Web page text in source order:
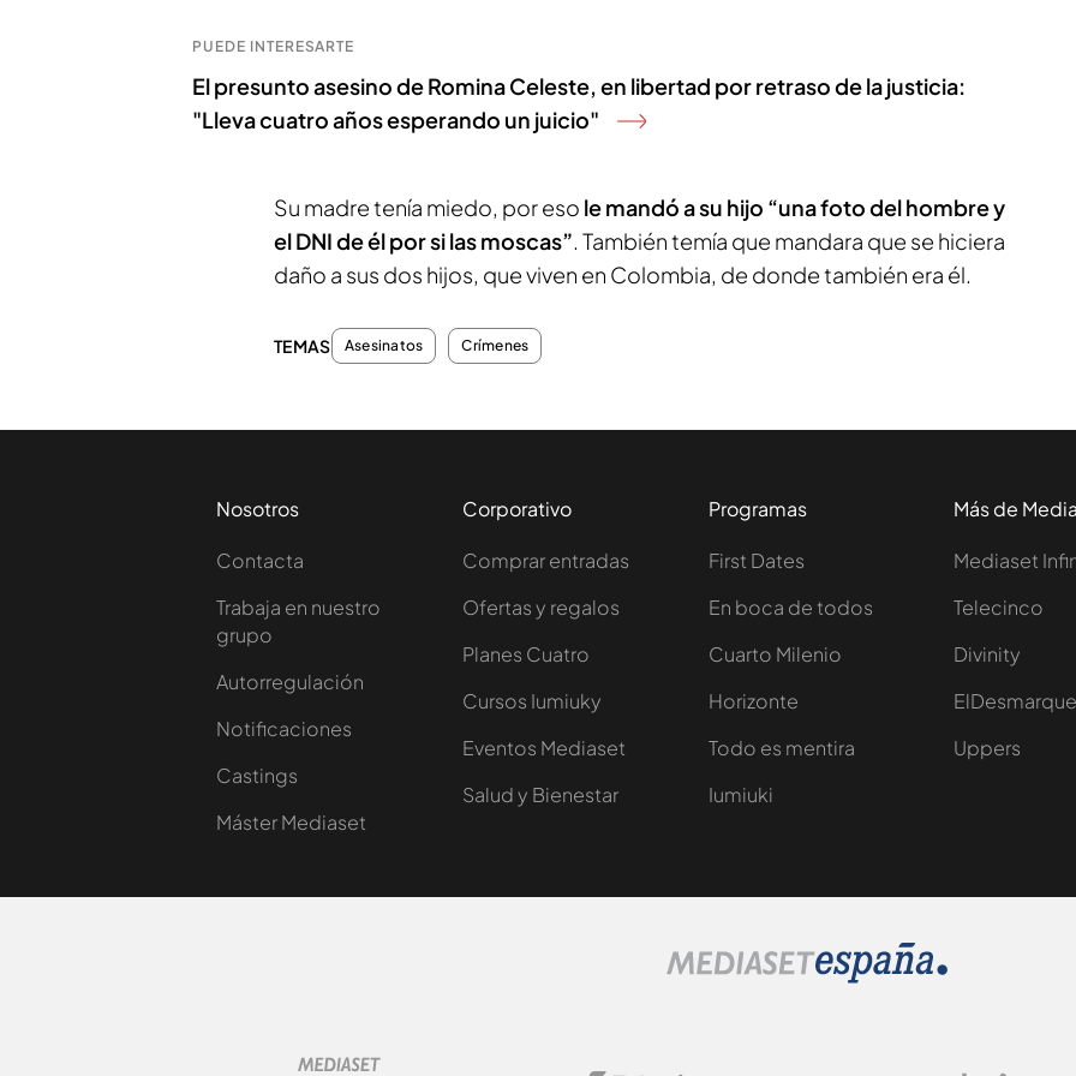
PUEDE INTERESARTE
El presunto asesino de Romina Celeste, en libertad por retraso de la justicia:
"Lleva cuatro años esperando un juicio"
Su madre tenía miedo, por eso le mandó a su hijo “una foto del hombre y
el DNI de él por si las moscas”. También temía que mandara que se hiciera
daño a sus dos hijos, que viven en Colombia, de donde también era él.
TEMAS Asesinatos Crímenes
Nosotros
Contacta
Trabaja en nuestro
grupo
Autorregulación
Notificaciones
Castings
Máster Mediaset
Corporativo
Comprar entradas
Ofertas y regalos
Planes Cuatro
Cursos Iumiuky
Eventos Mediaset
Salud y Bienestar
Programas
First Dates
En boca de todos
Cuarto Milenio
Horizonte
Todo es mentira
Iumiuki
Más de
Mediaset
Telecinco
Divinity
ElDesmarque
Uppers